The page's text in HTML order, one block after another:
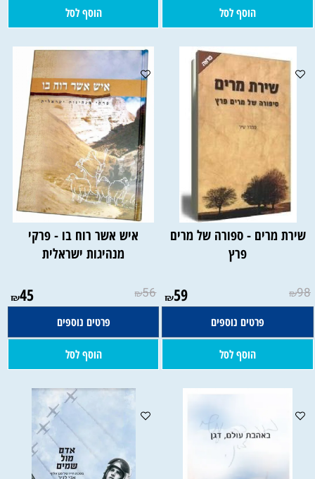
הוסף לסל הוסף לסל
שירת מרים - ספורה של מרים
פרץ
₪98
₪59
פרטים נוספים
הוסף לסל
איש אשר רוח בו - פרקי
מנהיגות ישראלית
₪56
₪45
פרטים נוספים
הוסף לסל